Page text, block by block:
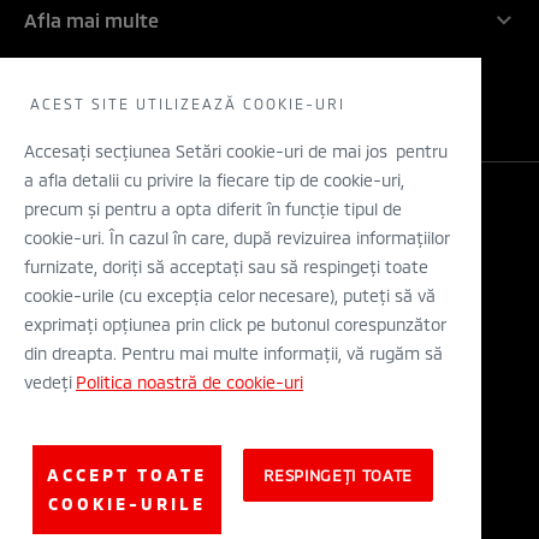
Inovatie
Electric
Concept cars
Stiri
Afla mai multe
Solicita un TEST DRIVE
Retea dealeri
Descarca o brosura
Configurator
Legal si Protectia Datelor cu Caracter Personal
Termeni si conditii
A.N.P.C.
Eticheta Europeana a Anvelopelor
Solutionarea alternativa a litigiilor
Solutionarea online a litigiilor
ACEST SITE UTILIZEAZĂ COOKIE-URI
Accesați secțiunea Setări cookie-uri de mai jos pentru
a afla detalii cu privire la fiecare tip de cookie-uri,
precum și pentru a opta diferit în funcție tipul de
cookie-uri. În cazul în care, după revizuirea informațiilor
furnizate, doriți să acceptați sau să respingeți toate
cookie-urile (cu excepția celor necesare), puteți să vă
exprimați opțiunea prin click pe butonul corespunzător
din dreapta. Pentru mai multe informații, vă rugăm să
vedeți Politica noastră de cookie-uri
ACCEPT TOATE
COOKIE-URILE
RESPINGEȚI TOATE